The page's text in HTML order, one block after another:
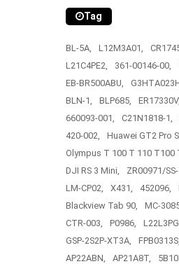
Tag
BL-5A, L12M3A01,
L21C4PE2,
361-00146-00,
EB-BR500ABU,
BLN-1,
BLP685, ER17330V,
660093-001,
C21N1818-1,
420-002,
Huawei GT2 Pro
Olympus T 100 T 110 T100
DJI RS 3 Mini,
ZR00971/
LM-CP02,
X431, 452096,
Blackview Tab 90,
MC-
CTR-003,
P0986,
GSP-2S2P-XT3A,
FPB0313S,
AP22ABN,
AP21A8T,